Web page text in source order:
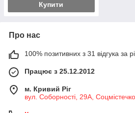
Купити
Про нас
100% позитивних з 31 відгука за
Працює з 25.12.2012
м. Кривий Ріг
вул. Соборності, 29А,